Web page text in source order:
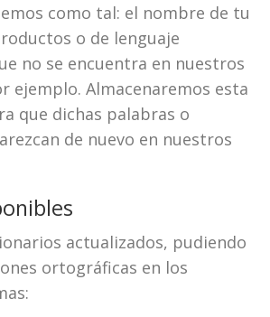
como tal: el nombre de tu
o de lenguaje
no se encuentra en nuestros
ejemplo. Almacenaremos esta
que dichas palabras o
de nuevo en nuestros
actualizados, pudiendo
ortográficas en los